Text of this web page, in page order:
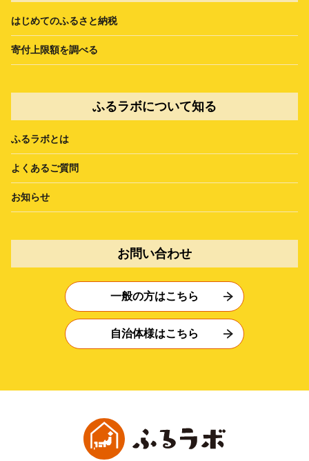
はじめてのふるさと納税
寄付上限額を調べる
ふるラボについて知る
ふるラボとは
よくあるご質問
お知らせ
お問い合わせ
一般の方はこちら
自治体様はこちら